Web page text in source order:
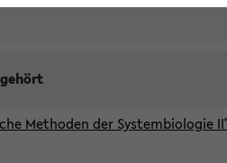
Methoden der Systembiologie